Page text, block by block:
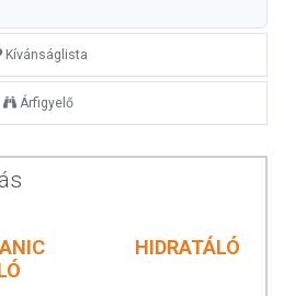
Kívánságlista
Árfigyelő
HIDRATÁLÓ